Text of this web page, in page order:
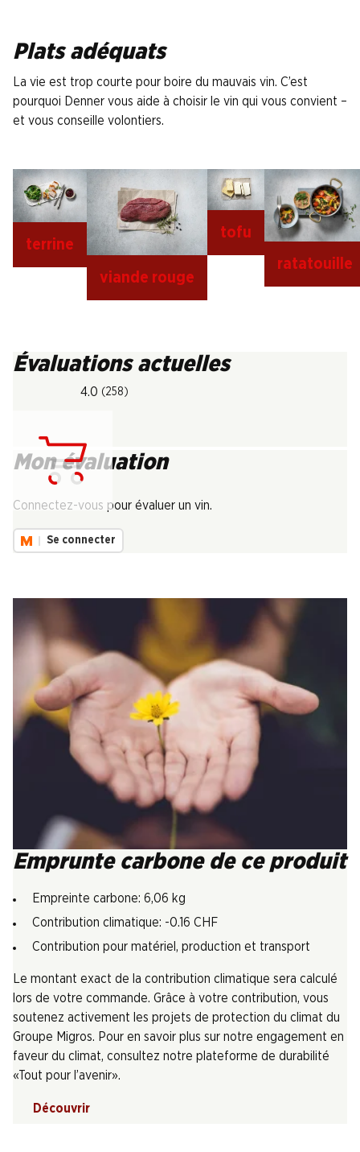
Plats adéquats
La vie est trop courte pour boire du mauvais vin. C’est
pourquoi Denner vous aide à choisir le vin qui vous convient –
et vous conseille volontiers.
terrine
viande rouge
tofu
ratatouille
Évaluations actuelles
4.0 (258)
Mon évaluation
Connectez-vous pour évaluer un vin.
Se connecter
Emprunte carbone de ce produit
Empreinte carbone: 6,06 kg
Contribution climatique: -0.16 CHF
Contribution pour matériel, production et transport
Le montant exact de la contribution climatique sera calculé
lors de votre commande. Grâce à votre contribution, vous
soutenez activement les projets de protection du climat du
Groupe Migros. Pour en savoir plus sur notre engagement en
faveur du climat, consultez notre plateforme de durabilité
«Tout pour l’avenir».
Découvrir